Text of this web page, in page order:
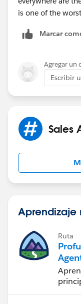
is one of the
Marcar
Agregar un
Escribir
Sales
Ruta